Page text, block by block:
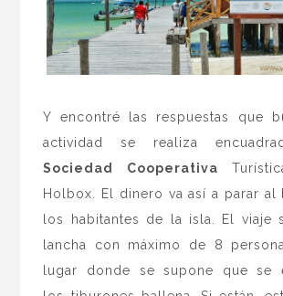
Y encontré las respuestas que
actividad se realiza
Sociedad Cooperativa
Holbox. El dinero va así a parar
los habitantes de la isla. El viaje
lancha con máximo de 8
lugar donde se supone que se